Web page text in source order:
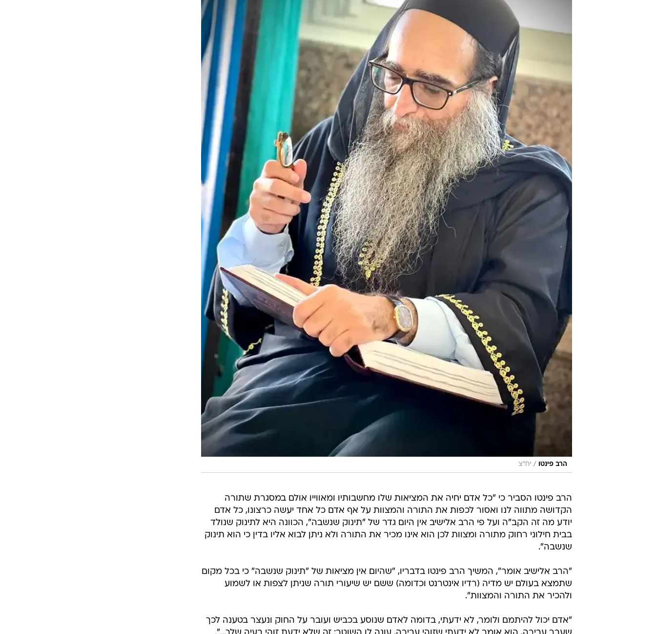
הרב פינטו / יח"צ
הרב פינטו הסביר כי "כל אדם יחיה את המציאות שלו מחשבותיו ומאווייו אולם במסגרת שתורה
הקדושה מתווה לנו ואסור לכפות את התורה והמצוות על אף אדם כל אחד יעשה כרצונו, כל אדם
יודע מה זה הקב"ה ועל פי הרב אלישיב אין היום גדר של "תינוק שנשבה", הכוונה היא לתינוק שנולד
בבית חילוני רחוק מתורה ומצוות לכן הוא אינו מכיר את התורה ולא ניתן לבוא אליו בדין כי הוא תינוק
שנשבה".
"הרב אלישיב אומר", המשיך הרב פינטו בדבריו, "שהיום אין מציאות של "תינוק שנשבה" כי בכל מקום
שתמצא בעולם יש מדיה (רדיו אינטרנט וכדומה) ששם יש שיעורי תורה שניתן לצפות או לשמוע
ולהכיר את התורה והמצוות".
"אדם יכול להיתמם ולומר, לא ידעתי, בדומה לאדם שנוסע בכביש ועובר על החוק ונעצר בטענה לכך